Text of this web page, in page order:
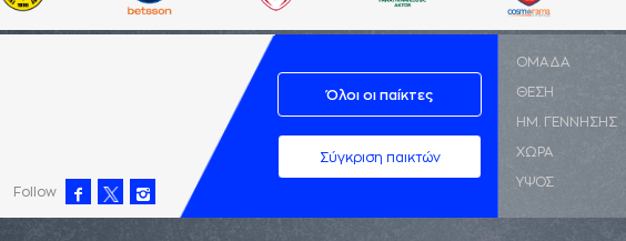
Follow
Όλοι οι παίκτες
Σύγκριση παικτών
ΟΜΑΔΑ
ΘΕΣΗ
ΗΜ. ΓΕΝΝΗΣΗΣ
ΧΩΡΑ
ΥΨΟΣ